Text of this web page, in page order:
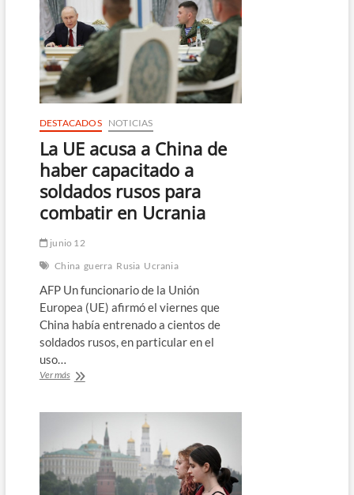
tenido
“contactos
diplomáticos”
con
Rusia
DESTACADOS NOTICIAS
La UE acusa a China de
haber capacitado a
soldados rusos para
combatir en Ucrania
junio 12
China guerra Rusia Ucrania
AFP Un funcionario de la Unión
Europea (UE) afirmó el viernes que
China había entrenado a cientos de
soldados rusos, en particular en el
uso…
Ver másLa
haber
capacitado
a